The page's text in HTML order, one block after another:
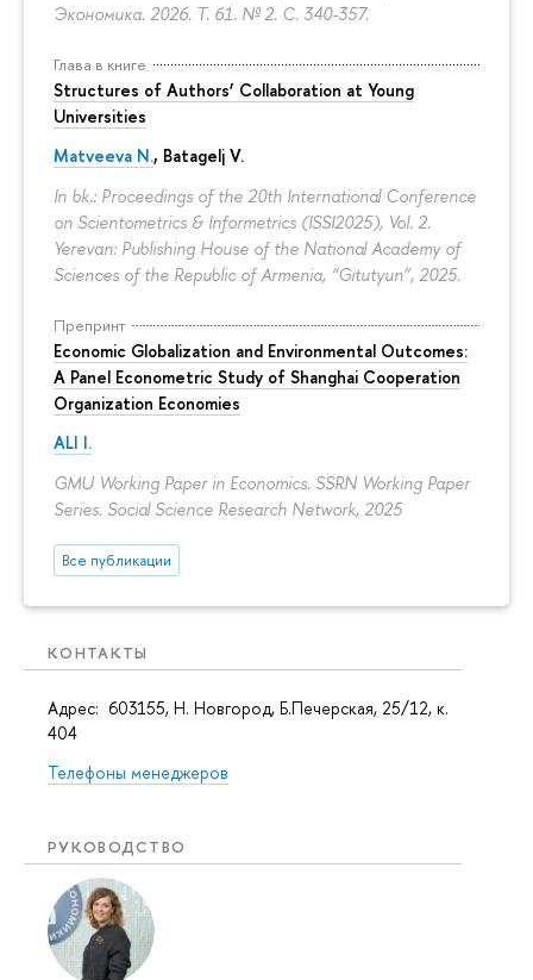
Экономика. 2026. Т. 61. № 2. С. 340-357.
Глава в книге
Structures of Authors’ Collaboration at Young
Universities
Matveeva N., Batagelj V.
In bk.: Proceedings of the 20th International Conference
on Scientometrics & Informetrics (ISSI2025), Vol. 2.
Yerevan: Publishing House of the National Academy of
Sciences of the Republic of Armenia, “Gitutyun”, 2025.
Препринт
Economic Globalization and Environmental Outcomes:
A Panel Econometric Study of Shanghai Cooperation
Organization Economies
ALI I.
GMU Working Paper in Economics. SSRN Working Paper
Series. Social Science Research Network, 2025
Все публикации
КОНТАКТЫ
Адрес: 603155, Н. Новгород, Б.Печерская, 25/12, к.
404
Телефоны менеджеров
РУКОВОДСТВО